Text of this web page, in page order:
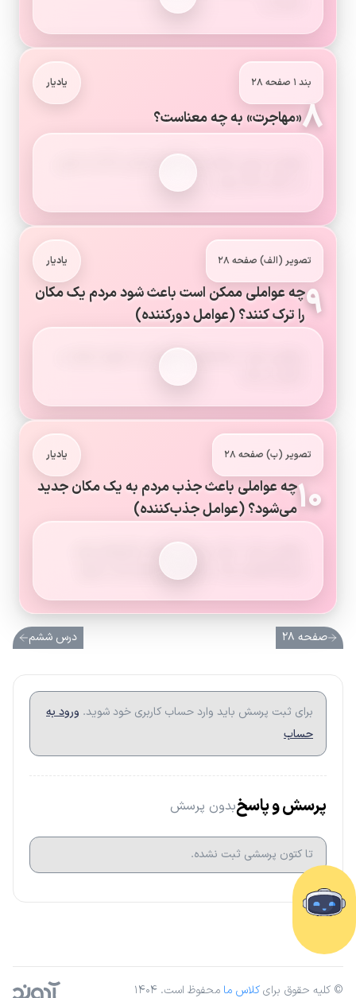
بند ۱ صفحه ۲۸ یادیار
۸«مهاجرت» به چه معناست؟
مهاجرت یعنی اینکه مردم برای زندگی یا کار از جایی
تصویر (الف) صفحه ۲۸ یادیار
۹چه عواملی ممکن است باعث شود مردم یک مکان
را ترک کنند؟ (عوامل دورکننده)
عواملی مانند خشکسالی، کمبود آب، کمبود درآمد و
تصویر (ب) صفحه ۲۸ یادیار
۱۰چه عواملی باعث جذب مردم به یک مکان جدید
می‌شود؟ (عوامل جذب‌کننده)
عواملی مانند درآمد بیشتر، وجود شغل‌های بهتر،
فروشگاه‌های بزرگ، دانشگاه و بیمارستان مجهز.
صفحه ۲۸ درس ششم
برای ثبت پرسش باید وارد حساب کاربری خود شوید. ورود به
حساب
پرسش و پاسخبدون پرسش
تا کتون پرسشی ثبت نشده.
© کلیه حقوق برایکلاس ما محفوظ است. ۱۴۰۴